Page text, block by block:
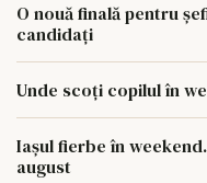
O nouă finală pentru
candidați
Unde scoți copilul în
Iașul fierbe în
august